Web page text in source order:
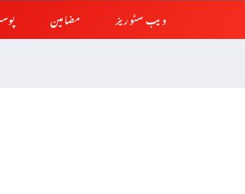
مضامین ویب سٹوریز